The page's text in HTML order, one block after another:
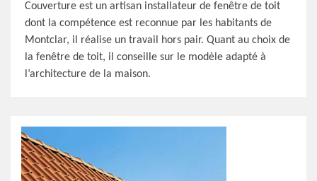
Couverture est un artisan installateur de fenêtre de toit
dont la compétence est reconnue par les habitants de
Montclar, il réalise un travail hors pair. Quant au choix de
la fenêtre de toit, il conseille sur le modèle adapté à
l’architecture de la maison.